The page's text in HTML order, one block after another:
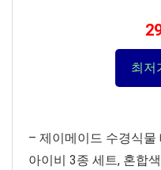
최저
– 제이메이드 수경식
아이비 3종 세트, 혼합